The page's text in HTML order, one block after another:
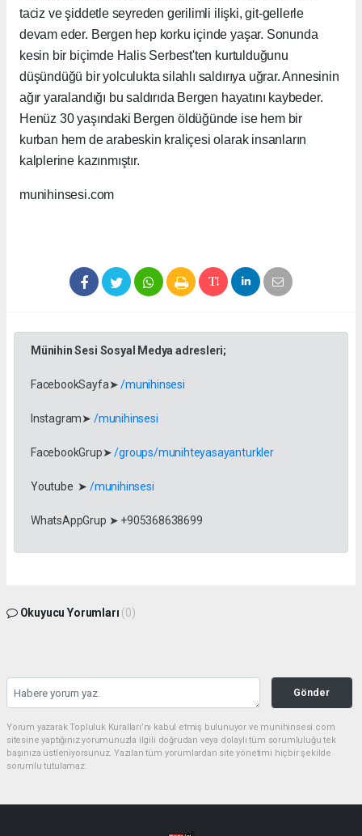
taciz ve şiddetle seyreden gerilimli ilişki, git-gellerle
devam eder. Bergen hep korku içinde yaşar. Sonunda
kesin bir biçimde Halis Serbest'ten kurtulduğunu
düşündüğü bir yolculukta silahlı saldırıya uğrar. Annesinin
ağır yaralandığı bu saldırıda Bergen hayatını kaybeder.
Henüz 30 yaşındaki Bergen öldüğünde ise hem bir
kurban hem de arabeskin kraliçesi olarak insanların
kalplerine kazınmıştır.
munihinsesi.com
Münihin Sesi Sosyal Medya adresleri;
FacebookSayfa➤/munihinsesi
Instagram➤ /munihinsesi
FacebookGrup➤/groups/munihteyasayanturkler
Youtube ➤ /munihinsesi
WhatsAppGrup ➤ +905368638699
Okuyucu Yorumları (0)
Gönder
Yorum yazarak Topluluk Kuralları’nı kabul etmiş bulunuyor ve munihinsesi.com
sitesine yaptığınız yorumunuzla ilgili doğrudan veya dolaylı tüm sorumluluğu tek
başınıza üstleniyorsunuz. Yazılan tüm yorumlardan site yönetimi hiçbir şekilde
sorumlu tutulamaz.